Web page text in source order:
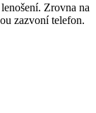
Zrovna na
zazvoní telefon.